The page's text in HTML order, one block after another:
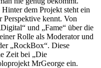
dem Projekt steht ein
Perspektive kennt. Von
und „Fame“ über die
Rolle als Moderator und
„RockBox“. Diese
Zeit bei „Die
MrGeorge ein.